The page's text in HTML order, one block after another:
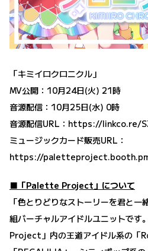
「キミイロクロニクル」
MV公開：10月24日(火) 21時
音源配信：10月25日(水) 0時
音源配信URL： https://linkco.re/
ミュージックカード販売URL：
https://
■「Palette Project」について
「色とりどりなストーリーを君と
組バーチャルアイドルユニットで
Project」内の王道アイドル系の「